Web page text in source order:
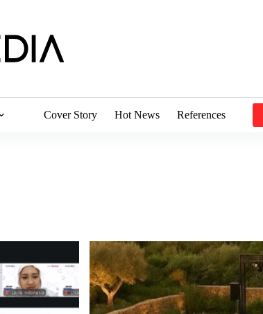
Cover Story Hot News References